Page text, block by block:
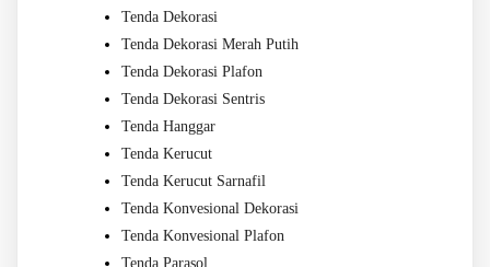
Tenda Dekorasi
Tenda Dekorasi Merah Putih
Tenda Dekorasi Plafon
Tenda Dekorasi Sentris
Tenda Hanggar
Tenda Kerucut
Tenda Kerucut Sarnafil
Tenda Konvesional Dekorasi
Tenda Konvesional Plafon
Tenda Parasol